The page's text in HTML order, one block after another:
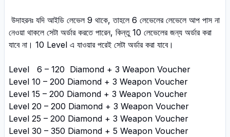
উদাহরনঃ যদি আইডি লেভেল 9 থাকে, তাহলে 6 লেভেলের লেভেলে আপ পাস না
নেওয়া থাকলে সেটা অর্ডার করতে পারেন, কিন্তু 10 লেভেলের জন্য অর্ডার করা
যাবে না। 10 Level এ যাওয়ার পরেই সেটা অর্ডার করা যাবে।
Level 6 – 120 Diamond + 3 Weapon Voucher
Level 10 – 200 Diamond + 3 Weapon Voucher
Level 15 – 200 Diamond + 3 Weapon Voucher
Level 20 – 200 Diamond + 3 Weapon Voucher
Level 25 – 200 Diamond + 3 Weapon Voucher
Level 30 – 350 Diamond + 5 Weapon Voucher